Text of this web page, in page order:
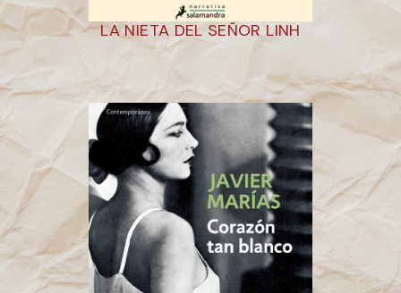
LA NIETA DEL SEÑOR LINH